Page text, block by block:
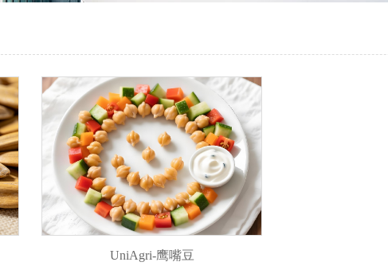
UniAgri-鹰嘴豆